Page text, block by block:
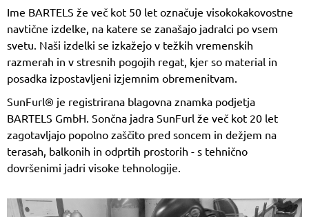
Ime BARTELS že več kot 50 let označuje visokokakovostne
navtične izdelke, na katere se zanašajo jadralci po vsem
svetu. Naši izdelki se izkažejo v težkih vremenskih
razmerah in v stresnih pogojih regat, kjer so material in
posadka izpostavljeni izjemnim obremenitvam.
SunFurl® je registrirana blagovna znamka podjetja
BARTELS GmbH. Sončna jadra SunFurl že več kot 20 let
zagotavljajo popolno zaščito pred soncem in dežjem na
terasah, balkonih in odprtih prostorih - s tehnično
dovršenimi jadri visoke tehnologije.